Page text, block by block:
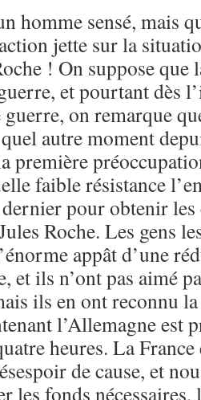
homme sensé, mais
jette sur la
! On suppose que
et pourtant dès
on remarque
autre moment
première
faible résistance
pour obtenir
Roche. Les gens
appât d’une
et ils n’ont pas aimé
ils en ont reconnu
l’Allemagne est
heures. La France
de cause, et
les fonds nécessaires,